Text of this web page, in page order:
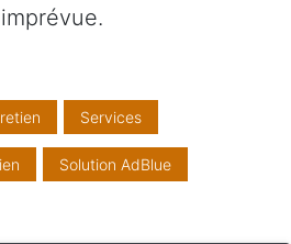
Services
Solution AdBlue